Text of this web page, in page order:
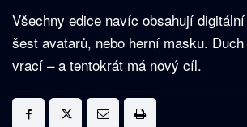
Všechny edice navíc obsahují
šest avatarů, nebo herní masku.
vrací – a tentokrát má nový cíl.